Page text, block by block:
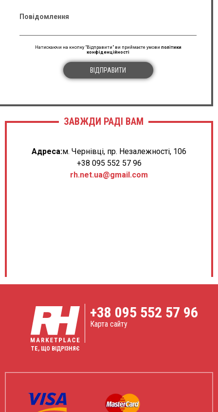
Повідомлення
Натискаючи на кнопку "Відправити" ви приймаєте умови політики
конфіденційності
ВІДПРАВИТИ
ЗАВЖДИ РАДІ ВАМ
Адреса:м. Чернівці, пр. Незалежності, 106
+38 095 552 57 96
rh.net.ua@gmail.com
ТЕ, ЩО ВІДРІЗНЯЄ
+38 095 552 57 96
Карта сайту